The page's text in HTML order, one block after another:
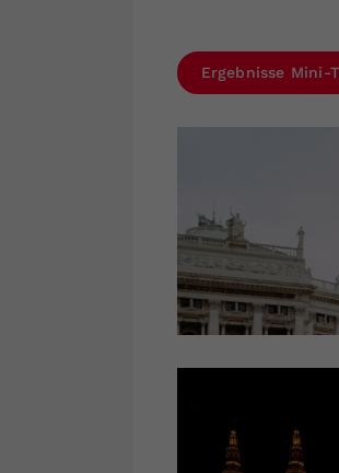
Ergebnisse Mini-